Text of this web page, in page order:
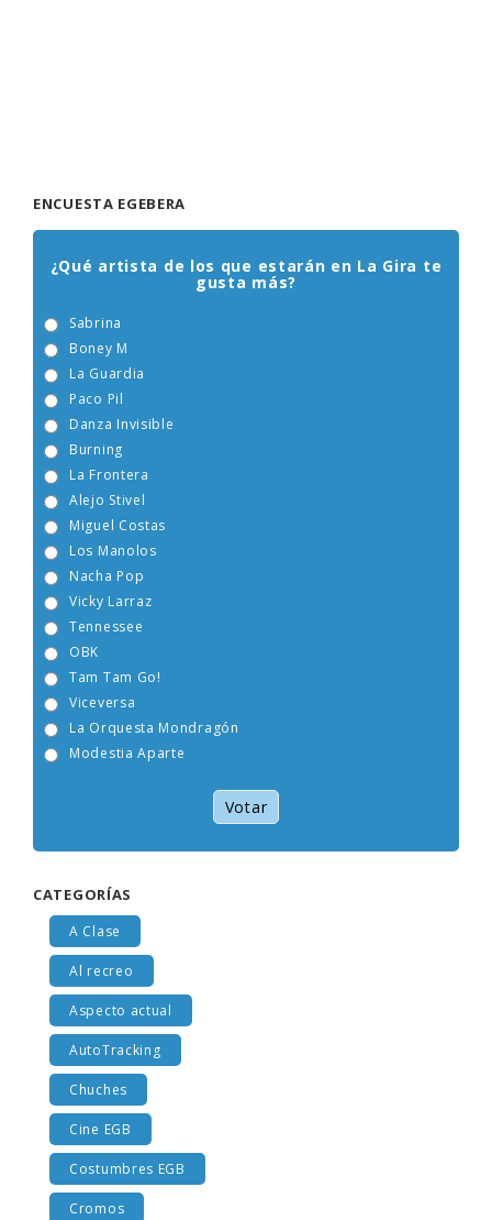
ENCUESTA EGEBERA
¿Qué artista de los que estarán en La Gira te
gusta más?
Sabrina
Boney M
La Guardia
Paco Pil
Danza Invisible
Burning
La Frontera
Alejo Stivel
Miguel Costas
Los Manolos
Nacha Pop
Vicky Larraz
Tennessee
OBK
Tam Tam Go!
Viceversa
La Orquesta Mondragón
Modestia Aparte
Votar
CATEGORÍAS
A Clase
Al recreo
Aspecto actual
AutoTracking
Chuches
Cine EGB
Costumbres EGB
Cromos